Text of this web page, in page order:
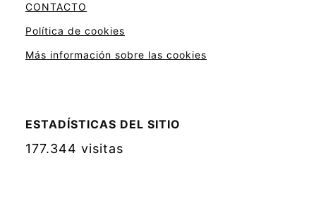
CONTACTO
Política de cookies
Más información sobre las cookies
ESTADÍSTICAS DEL SITIO
177.344 visitas